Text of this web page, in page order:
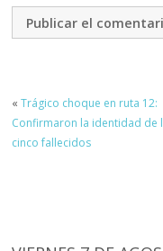
«Trágico choque en ruta 12:
Confirmaron la identidad de
cinco fallecidos